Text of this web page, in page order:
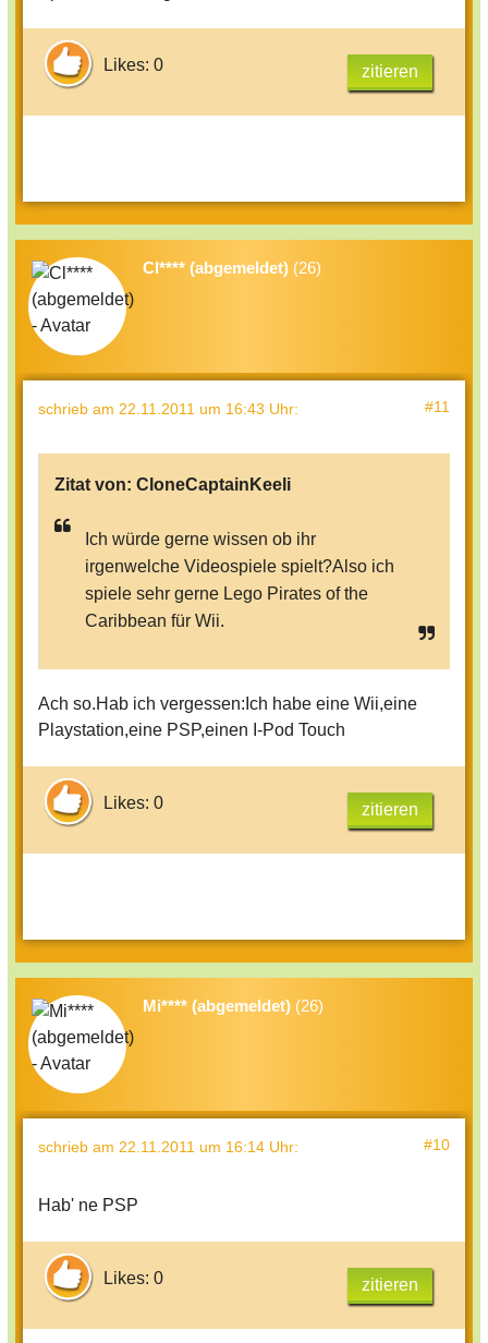
Likes: 0 zitieren
Cl**** (abgemeldet) (26)
schrieb am 22.11.2011 um 16:43 Uhr: #11
Zitat von: CloneCaptainKeeli
Ich würde gerne wissen ob ihr
irgenwelche Videospiele spielt?Also ich
spiele sehr gerne Lego Pirates of the
Caribbean für Wii.
Ach so.Hab ich vergessen:Ich habe eine Wii,eine
Playstation,eine PSP,einen I-Pod Touch
Likes: 0 zitieren
Mi**** (abgemeldet) (26)
schrieb am 22.11.2011 um 16:14 Uhr: #10
Hab' ne PSP
Likes: 0 zitieren